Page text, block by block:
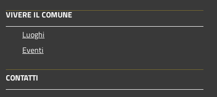
VIVERE IL COMUNE
Luoghi
Eventi
CONTATTI